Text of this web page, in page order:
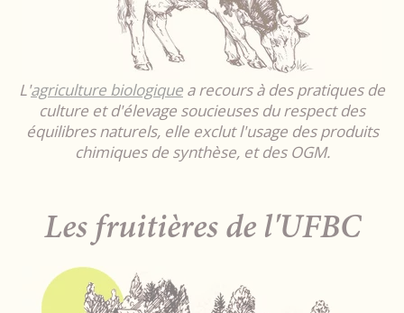
L'agriculture biologique a recours à des pratiques de
culture et d'élevage soucieuses du respect des
équilibres naturels, elle exclut l'usage des produits
chimiques de synthèse, et des OGM.
Les fruitières de l'UFBC